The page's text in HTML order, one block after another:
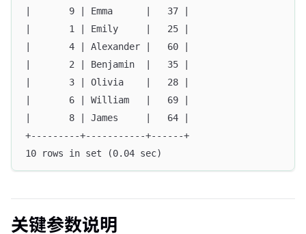
|       9 | Emma      |   37 |
|       1 | Emily     |   25 |
|       4 | Alexander |   60 |
|       2 | Benjamin  |   35 |
|       3 | Olivia    |   28 |
|       6 | William   |   69 |
|       8 | James     |   64 |
+---------+-----------+------+
10 rows in set (0.04 sec)
关键参数说明